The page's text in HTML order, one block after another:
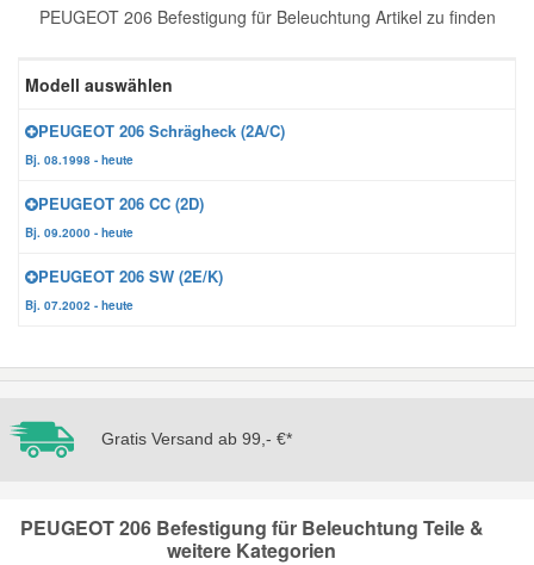
PEUGEOT 206 Befestigung für Beleuchtung Artikel zu finden
Modell auswählen
PEUGEOT 206 Schrägheck (2A/C)
Bj. 08.1998 - heute
PEUGEOT 206 CC (2D)
Bj. 09.2000 - heute
PEUGEOT 206 SW (2E/K)
Bj. 07.2002 - heute
Gratis Versand ab 99,- €*
PEUGEOT 206 Befestigung für Beleuchtung Teile &
weitere Kategorien
Reparatur-Zubehör
Schlüsselgehäuse
Winter-Autozubehör
Hyundai Ersatzteile
Jeep Ersatzteile
Kia Ersatzteile
Lancia Ersatzteile